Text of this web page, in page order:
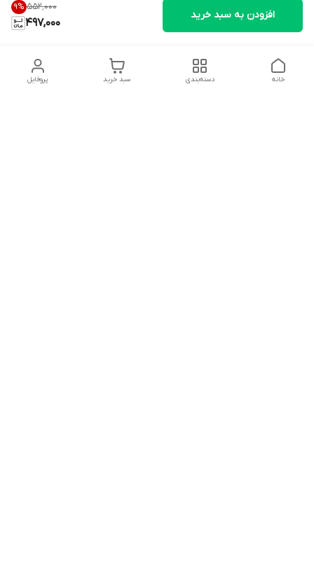
۵۵۲٬۰۰۰ 9%
497,000
افزودن به سبد خرید
پروفایل سبد خرید دسته‌بندی خانه